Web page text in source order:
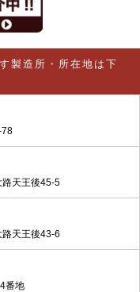
製造所・所在地は下
78
路天王後45-5
天王後43-6
番地